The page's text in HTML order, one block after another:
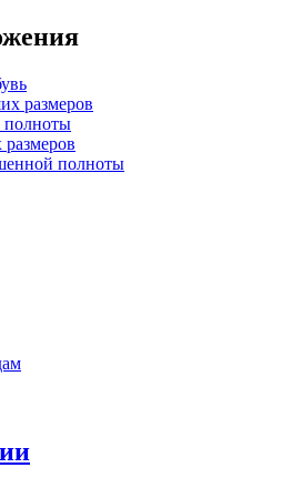
размеров
полноты
полноты